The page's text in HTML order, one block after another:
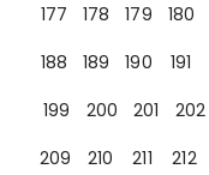
177
178 179 180
188
189 190 191
199
200 201 202
209
210 211 212